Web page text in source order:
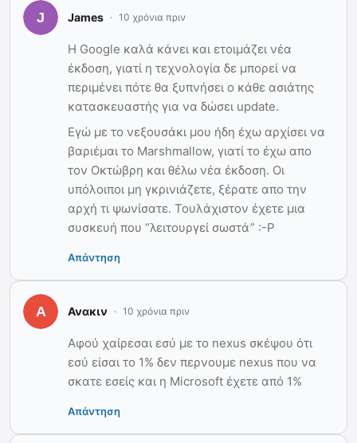
James 10 χρόνια πριν
Η Google καλά κάνει και ετοιμάζει νέα
έκδοση, γιατί η τεχνολογία δε μπορεί να
περιμένει πότε θα ξυπνήσει ο κάθε ασιάτης
κατασκευαστής για να δώσει update.
Εγώ με το νεξουσάκι μου ήδη έχω αρχίσει να
βαριέμαι το Marshmallow, γιατί το έχω απο
τον Οκτώβρη και θέλω νέα έκδοση. Οι
υπόλοιποι μη γκρινιάζετε, ξέρατε απο την
αρχή τι ψωνίσατε. Τουλάχιστον έχετε μια
συσκευή που “λειτουργεί σωστά” :-Ρ
Απάντηση
Ανακιν 10 χρόνια πριν
Αφού χαίρεσαι εσύ με το nexus σκέψου ότι
εσύ είσαι το 1% δεν περνουμε nexus που να
σκατε εσείς και η Microsoft έχετε από 1%
Απάντηση